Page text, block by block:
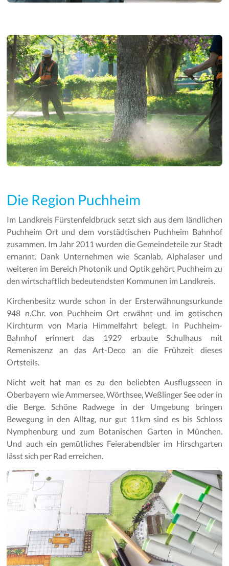
Die Region Puchheim
Im Landkreis Fürstenfeldbruck setzt sich aus dem ländlichen
Puchheim Ort und dem vorstädtischen Puchheim Bahnhof
zusammen. Im Jahr 2011 wurden die Gemeindeteile zur Stadt
ernannt. Dank Unternehmen wie Scanlab, Alphalaser und
weiteren im Bereich Photonik und Optik gehört Puchheim zu
den wirtschaftlich bedeutendsten Kommunen im Landkreis.
Kirchenbesitz wurde schon in der Ersterwähnungsurkunde
948 n.Chr. von Puchheim Ort erwähnt und im gotischen
Kirchturm von Maria Himmelfahrt belegt. In Puchheim-
Bahnhof erinnert das 1929 erbaute Schulhaus mit
Remeniszenz an das Art-Deco an die Frühzeit dieses
Ortsteils.
Nicht weit hat man es zu den beliebten Ausflugsseen in
Oberbayern wie Ammersee, Wörthsee, Weßlinger See oder in
die Berge. Schöne Radwege in der Umgebung bringen
Bewegung in den Alltag, nur gut 11km sind es bis Schloss
Nymphenburg und zum Botanischen Garten in München.
Und auch ein gemütliches Feierabendbier im Hirschgarten
lässt sich per Rad erreichen.